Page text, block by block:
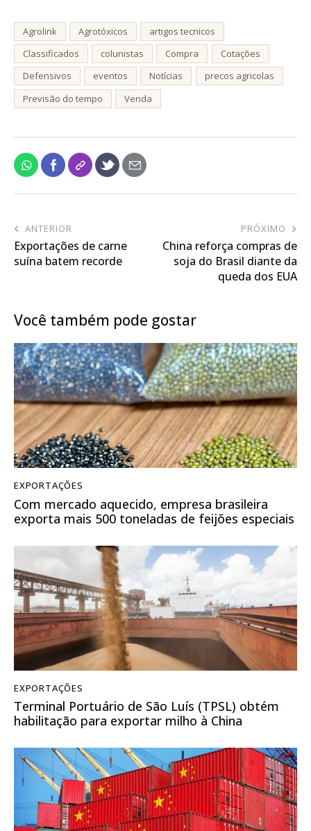
Agrolink Agrotóxicos
artigos tecnicos
Classificados
colunistas Compra
Cotações
Defensivos
eventos Notícias
precos agricolas
Previsão do tempo
Venda
ANTERIOR
Exportações de carne
suína batem recorde
PRÓXIMO
China reforça compras de
soja do Brasil diante da
queda dos EUA
Você também pode gostar
EXPORTAÇÕES
Com mercado aquecido, empresa brasileira
exporta mais 500 toneladas de feijões especiais
EXPORTAÇÕES
Terminal Portuário de São Luís (TPSL) obtém
habilitação para exportar milho à China